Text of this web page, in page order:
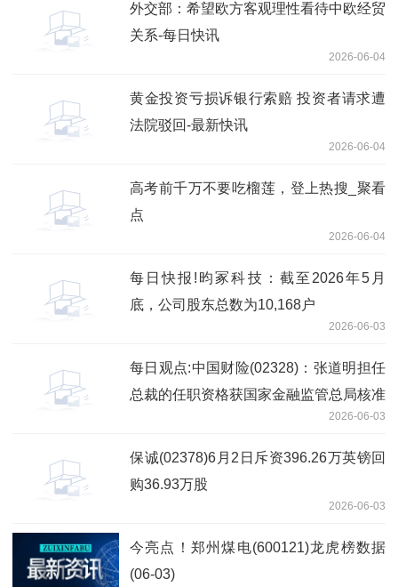
外交部：希望欧方客观理性看待中欧经贸
关系-每日快讯
2026-06-04
黄金投资亏损诉银行索赔 投资者请求遭
法院驳回-最新快讯
2026-06-04
高考前千万不要吃榴莲，登上热搜_聚看
点
2026-06-04
每日快报!昀冢科技：截至2026年5月
底，公司股东总数为10,168户
2026-06-03
每日观点:中国财险(02328)：张道明担任
总裁的任职资格获国家金融监管总局核准
2026-06-03
保诚(02378)6月2日斥资396.26万英镑回
购36.93万股
2026-06-03
今亮点！郑州煤电(600121)龙虎榜数据
(06-03)